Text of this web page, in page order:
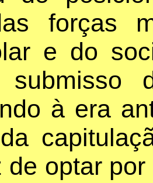
forças
e do
submisso
à era
de optar